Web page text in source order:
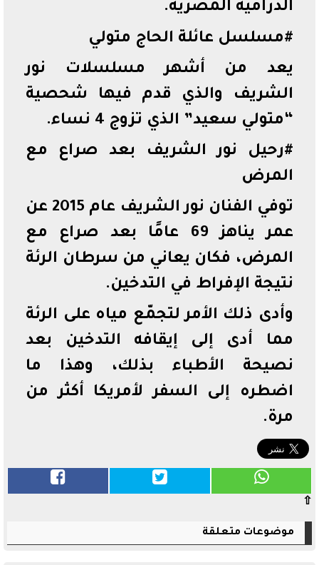
الدرامية المصرية.
#مسلسل عائلة الحاج متولي
يعد من أشهر مسلسلات نور
الشريف والذي قدم فيها شحصية
“متولي سعيد” الذي تزوج 4 نساء.
#رحيل نور الشريف بعد صراع مع
المرض
توفي الفنان نور الشريف عام 2015 عن
عمر يناهز 69 عامًا بعد صراع مع
المرض، فكان يعاني من سرطان الرئة
نتيجة الإفراط في التدخين.
وأدى ذلك الأمر لتجمّع مياه على الرئة
مما أدى إلى إيقافه التدخين بعد
نصيحة الأطباء بذلك، وهذا ما
اضطره إلى السفر لأمريكا أكثر من
مرة.
⇧
موضوعات متعلقة